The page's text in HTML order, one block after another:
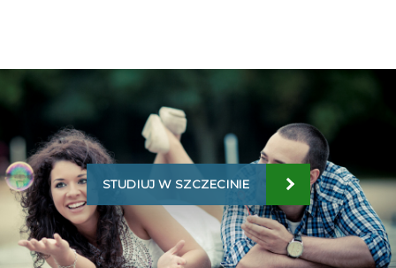
STUDIUJ W SZCZECINIE